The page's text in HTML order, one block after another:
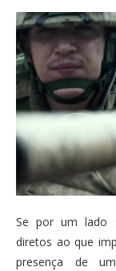
Se por um lado
diretos ao que
presença de